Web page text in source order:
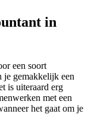
in
een soort
je gemakkelijk een
is uiteraard erg
met een
het gaat om je